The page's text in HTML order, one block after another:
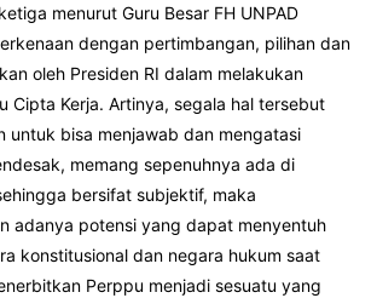
menurut Guru Besar FH UNPAD
dengan pertimbangan, pilihan dan
oleh Presiden RI dalam melakukan
Cipta Kerja. Artinya, segala hal tersebut
untuk bisa menjawab dan mengatasi
memang sepenuhnya ada di
bersifat subjektif, maka
adanya potensi yang dapat menyentuh
konstitusional dan negara hukum saat
Perppu menjadi sesuatu yang